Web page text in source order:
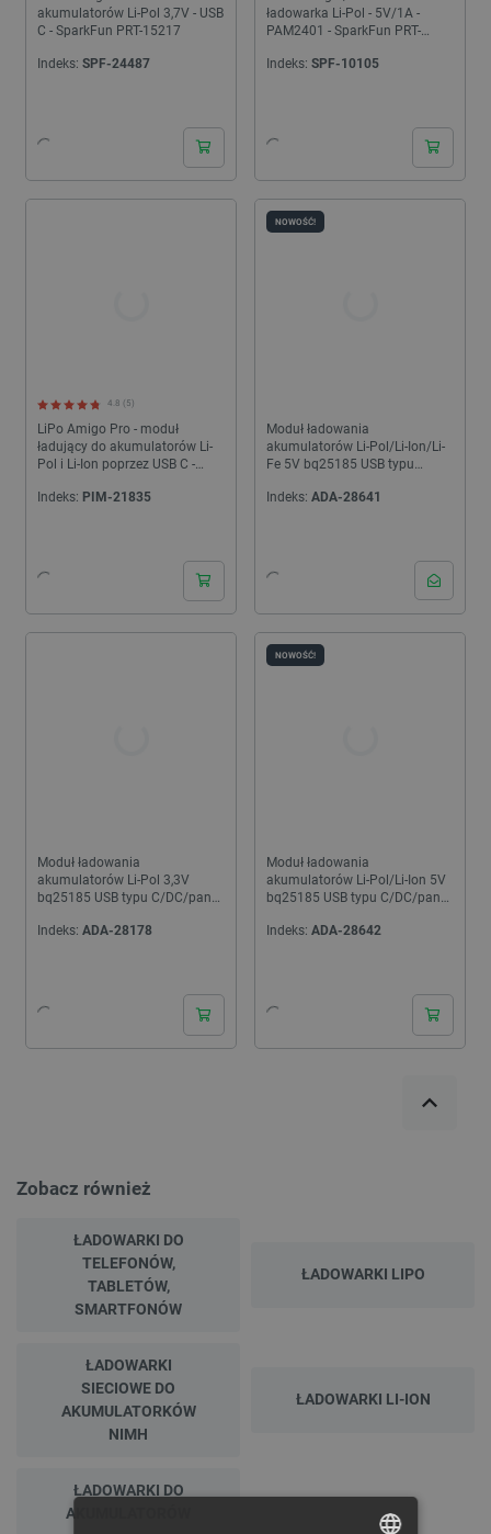
akumulatorów Li-Pol 3,7V - USB
C - SparkFun PRT-15217
Indeks: SPF-24487
ładowarka Li-Pol - 5V/1A -
PAM2401 - SparkFun PRT-
Indeks: SPF-10105
LiPo Amigo Pro - moduł
ładujący do akumulatorów Li-
Pol i Li-Ion poprzez USB C -
4.8 (5)
Indeks: PIM-21835
Moduł ładowania
akumulatorów Li-Pol/Li-Ion/Li-
Fe 5V bq25185 USB typu
6091
Indeks: ADA-28641
NOWOŚĆ!
Moduł ładowania
akumulatorów Li-Pol 3,3V
bq25185 USB typu C/DC/panel
Indeks: ADA-28178
Moduł ładowania
akumulatorów Li-Pol/Li-Ion 5V
bq25185 USB typu C/DC/panel
Indeks: ADA-28642
NOWOŚĆ!
Zobacz również
ŁADOWARKI DO
TELEFONÓW,
TABLETÓW,
SMARTFONÓW
ŁADOWARKI LIPO
ŁADOWARKI
SIECIOWE DO
AKUMULATORKÓW
NIMH
ŁADOWARKI LI-ION
ŁADOWARKI DO
AKUMULATORÓW